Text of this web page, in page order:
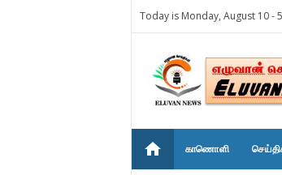
Today is Monday, August 10 -
home காணொளி